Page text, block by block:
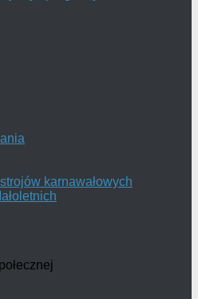
karnawałowych